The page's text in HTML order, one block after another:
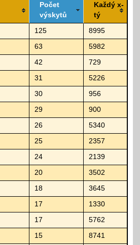
Počet
výskytů
Každý x-
tý
125 8995
63 5982
42 729
31 5226
30 956
29 900
26 5340
25 2357
24 2139
20 3502
18 3645
17 1330
17 5762
15 8741